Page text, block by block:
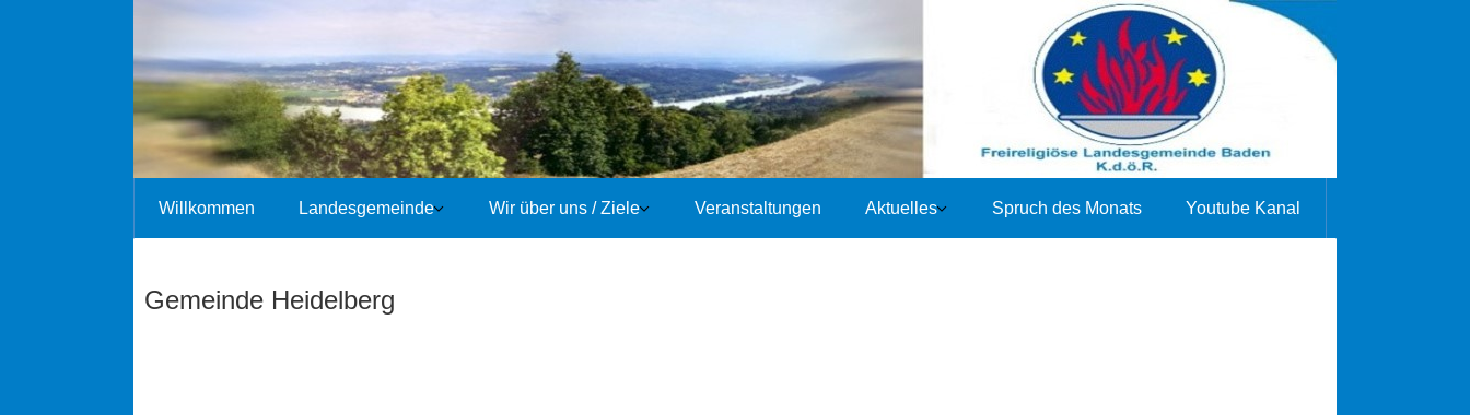
Willkommen Landesgemeinde Wir über uns / Ziele Veranstaltungen Aktuelles Spruch des Monats Youtube Kanal
Gemeinde Heidelberg